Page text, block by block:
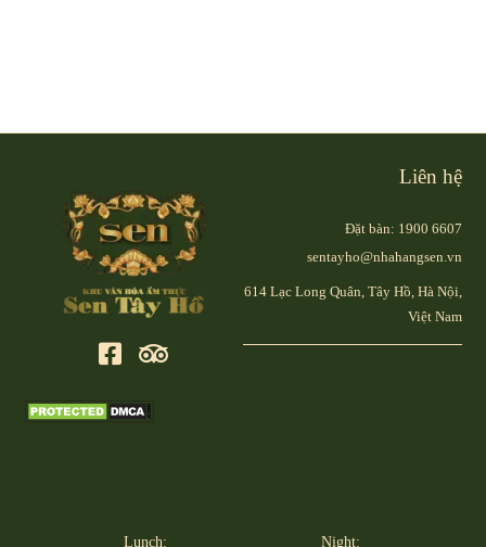
Liên hệ
Đặt bàn: 1900 6607
sentayho@nhahangsen.vn
614 Lạc Long Quân, Tây Hồ, Hà Nội,
Việt Nam
Lunch: Night: